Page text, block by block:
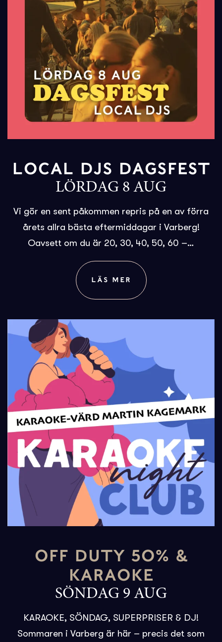
LOCAL DJS DAGSFEST
LÖRDAG 8 AUG
Vi gör en sent påkommen repris på en av förra
årets allra bästa eftermiddagar i Varberg!
Oavsett om du är 20, 30, 40, 50, 60 –…
LÄS MER
OFF DUTY 50% &
KARAOKE
SÖNDAG 9 AUG
KARAOKE, SÖNDAG, SUPERPRISER & DJ!
Sommaren i Varberg är här – precis det som